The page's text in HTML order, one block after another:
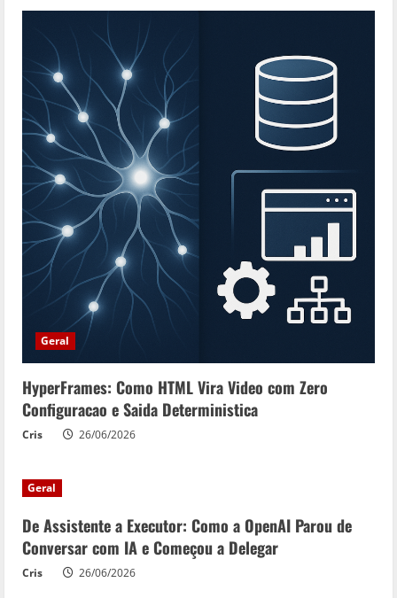
Geral
HyperFrames: Como HTML Vira Video com Zero
Configuracao e Saida Deterministica
Cris 26/06/2026
Geral
De Assistente a Executor: Como a OpenAI Parou de
Conversar com IA e Começou a Delegar
Cris 26/06/2026